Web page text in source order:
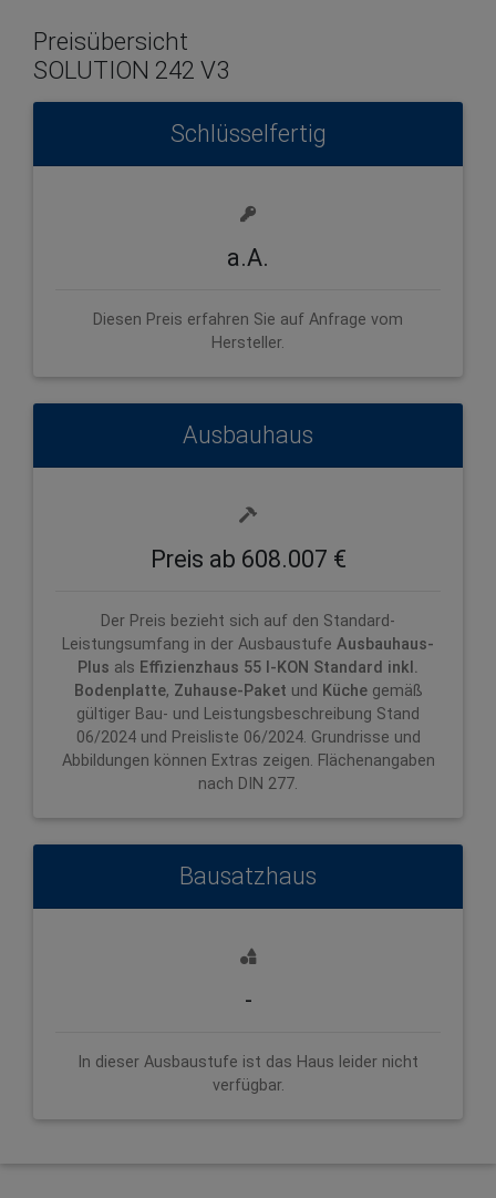
Preisübersicht
SOLUTION 242 V3
Schlüsselfertig
a.A.
Diesen Preis erfahren Sie auf Anfrage vom
Hersteller.
Ausbauhaus
Preis ab 608.007 €
Der Preis bezieht sich auf den Standard-
Leistungsumfang in der Ausbaustufe Ausbauhaus-
Plus als Effizienzhaus 55 I-KON Standard inkl.
Bodenplatte, Zuhause-Paket und Küchegemäß
gültiger Bau- und Leistungsbeschreibung Stand
06/2024 und Preisliste 06/2024. Grundrisse und
Abbildungen können Extras zeigen. Flächenangaben
nach DIN 277.
Bausatzhaus
-
In dieser Ausbaustufe ist das Haus leider nicht
verfügbar.